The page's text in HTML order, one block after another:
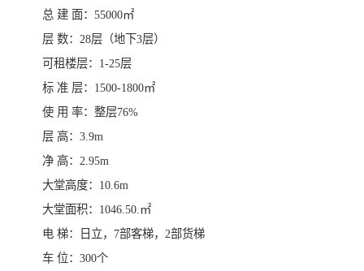
总 建 面：55000㎡
层 数：28层（地下3层）
可租楼层：1-25层
标 准 层：1500-1800㎡
使 用 率：整层76%
层 高：3.9m
净 高：2.95m
大堂高度：10.6m
大堂面积：1046.50.㎡
电 梯：日立，7部客梯，2部货梯
车 位：300个